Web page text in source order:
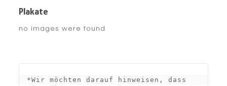
Plakate
no images were found
*Wir möchten darauf hinweisen, dass